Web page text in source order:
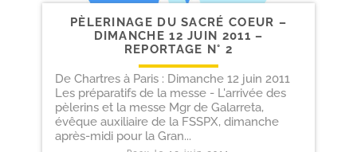
PÈLERINAGE DU SACRÉ COEUR –
DIMANCHE 12 JUIN 2011 –
REPORTAGE N° 2
De Chartres à Paris : Dimanche 12 juin 2011
Les préparatifs de la messe - L'arrivée des
pèlerins et la messe Mgr de Galarreta,
évêque auxiliaire de la FSSPX, dimanche
après-midi pour la Gran...